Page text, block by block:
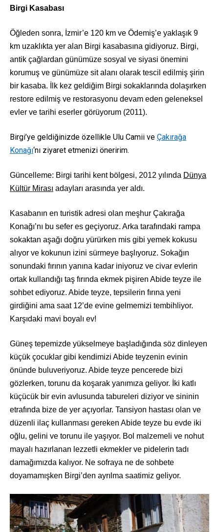
Birgi Kasabası
Öğleden sonra, İzmir’e 120 km ve Ödemiş’e yaklaşık 9
km uzaklıkta yer alan Birgi kasabasına gidiyoruz. Birgi,
antik çağlardan günümüze sosyal ve siyasi önemini
korumuş ve günümüze sit alanı olarak tescil edilmiş şirin
bir kasaba. İlk kez geldiğim Birgi sokaklarında dolaşırken
restore edilmiş ve restorasyonu devam eden geleneksel
evler ve tarihi eserler görüyorum (2011).
Birgi’ye geldiğinizde özellikle Ulu Camii ve Çakırağa
Konağı‘nı ziyaret etmenizi öneririm.
Güncelleme: Birgi tarihi kent bölgesi, 2012 yılında Dünya
Kültür Mirası adayları arasında yer aldı.
Kasabanın en turistik adresi olan meşhur Çakırağa
Konağı’nı bu sefer es geçiyoruz. Arka tarafındaki rampa
sokaktan aşağı doğru yürürken mis gibi yemek kokusu
alıyor ve kokunun izini sürmeye başlıyoruz. Sokağın
sonundaki fırının yanına kadar iniyoruz ve civar evlerin
ortak kullandığı taş fırında ekmek pişiren Abide teyze ile
sohbet ediyoruz. Abide teyze, tepsilerin fırına yeni
girdiğini ama saat 12’de evine gelmemizi tembihliyor.
Karşıdaki mavi boyalı ev!
Güneş tepemizde yükselmeye başladığında söz dinleyen
küçük çocuklar gibi kendimizi Abide teyzenin evinin
önünde buluveriyoruz. Abide teyze pencerede bizi
gözlerken, torunu da koşarak yanımıza geliyor. İki katlı
küçücük bir evin avlusunda tabureleri diziyor ve sininin
etrafında bize de yer açıyorlar. Tansiyon hastası olan ve
düzenli ilaç kullanması gereken Abide teyze bu evde iki
oğlu, gelini ve torunu ile yaşıyor. Bol malzemeli ve nohut
mayalı hazırlanan lezzetli ekmekler ve pidelerin tadı
damağımızda kalıyor. Ne sofraya ne de sohbete
doyamamışken Birgi’den ayrılma saatimiz geliyor.